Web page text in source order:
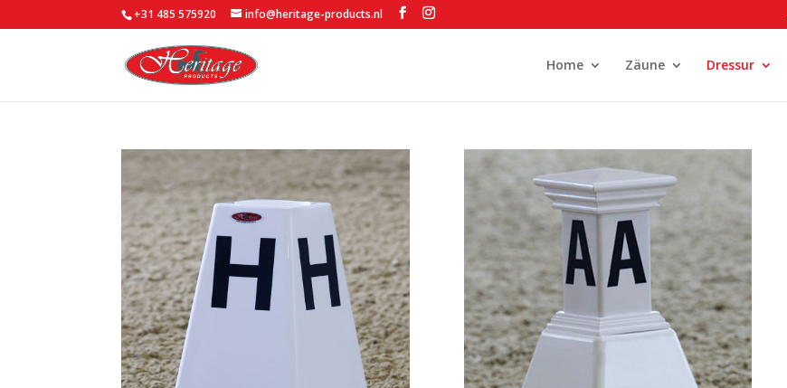
+31 485 575920 info@heritage-products.nl
Home Zäune Dressur